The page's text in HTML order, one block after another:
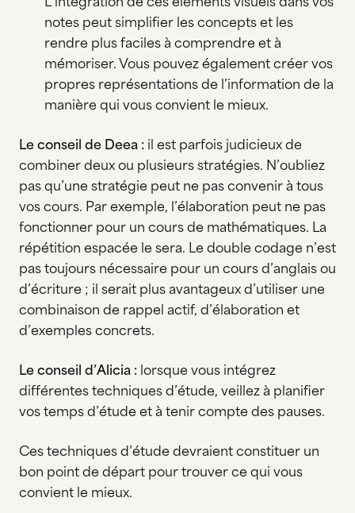
notes peut simplifier les concepts et les
rendre plus faciles à comprendre et à
mémoriser. Vous pouvez également créer vos
propres représentations de l’information de la
manière qui vous convient le mieux.
Le conseil de Deea : il est parfois judicieux de
combiner deux ou plusieurs stratégies. N’oubliez
pas qu’une stratégie peut ne pas convenir à tous
vos cours. Par exemple, l’élaboration peut ne pas
fonctionner pour un cours de mathématiques. La
répétition espacée le sera. Le double codage n’est
pas toujours nécessaire pour un cours d’anglais ou
d’écriture ; il serait plus avantageux d’utiliser une
combinaison de rappel actif, d’élaboration et
d’exemples concrets.
Le conseil d’Alicia : lorsque vous intégrez
différentes techniques d’étude, veillez à planifier
vos temps d’étude et à tenir compte des pauses.
Ces techniques d’étude devraient constituer un
bon point de départ pour trouver ce qui vous
convient le mieux.